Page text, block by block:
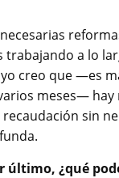
trabajando a lo
creo que —es
meses— hay
sin
último, ¿qué